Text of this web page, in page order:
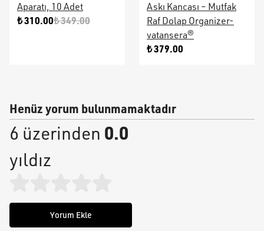
Aparatı, 10 Adet
₺ 310.00₺ 349.00
Askı Kancası – Mutfak
Raf Dolap Organizer-
vatansera®
₺ 379.00
Henüz yorum bulunmamaktadır
6 üzerinden 0.0
yıldız
Yorum Ekle